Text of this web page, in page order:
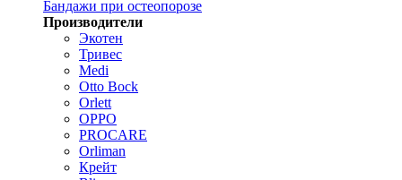
Бандажи при остеопорозе
Производители
Экотен
Тривес
Medi
Otto Bock
Orlett
OPPO
PROCARE
Orliman
Крейт